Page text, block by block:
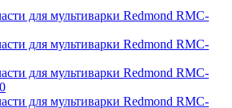
для мультиварки Redmond RMC-
для мультиварки Redmond RMC-
для мультиварки Redmond RMC-
для мультиварки Redmond RMC-